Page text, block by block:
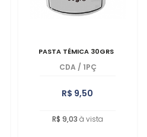
PASTA TÉMICA 30GRS
CDA / 1PÇ
R$ 9,50
R$ 9,03 à vista